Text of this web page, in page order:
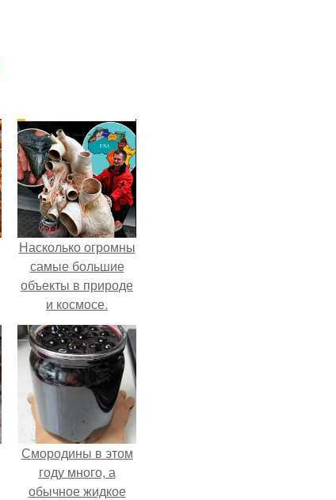
Насколько огромны
самые большие
объекты в природе
и космосе.
Смородины в этом
году много, а
обычное жидкое